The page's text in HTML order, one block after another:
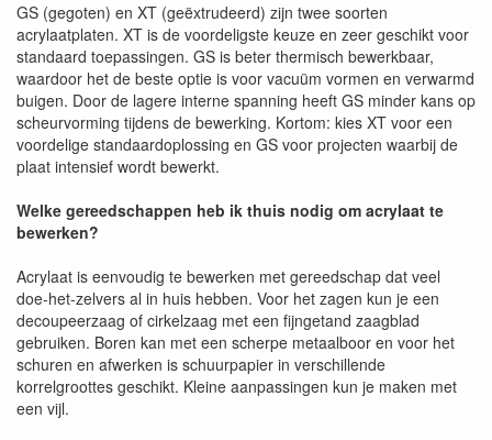
GS (gegoten) en XT (geëxtrudeerd) zijn twee soorten
acrylaatplaten. XT is de voordeligste keuze en zeer geschikt voor
standaard toepassingen. GS is beter thermisch bewerkbaar,
waardoor het de beste optie is voor vacuüm vormen en verwarmd
buigen. Door de lagere interne spanning heeft GS minder kans op
scheurvorming tijdens de bewerking. Kortom: kies XT voor een
voordelige standaardoplossing en GS voor projecten waarbij de
plaat intensief wordt bewerkt.
Welke gereedschappen heb ik thuis nodig om acrylaat te
bewerken?
Acrylaat is eenvoudig te bewerken met gereedschap dat veel
doe-het-zelvers al in huis hebben. Voor het zagen kun je een
decoupeerzaag of cirkelzaag met een fijngetand zaagblad
gebruiken. Boren kan met een scherpe metaalboor en voor het
schuren en afwerken is schuurpapier in verschillende
korrelgroottes geschikt. Kleine aanpassingen kun je maken met
een vijl.